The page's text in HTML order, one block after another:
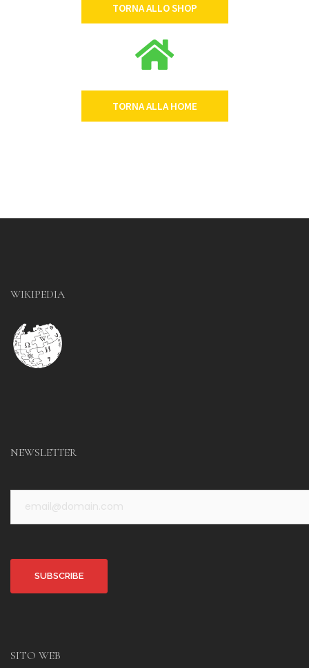
TORNA ALLO SHOP
TORNA ALLA HOME
WIKIPEDIA
NEWSLETTER
SITO WEB